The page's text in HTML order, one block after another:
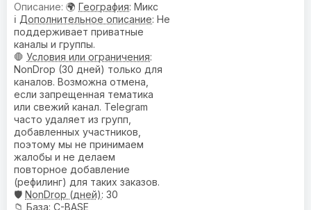
🌍 География: Микс
ℹ️ Дополнительное описание: Не
поддерживает приватные
каналы и группы.
🛑 Условия или ограничения:
NonDrop (30 дней) только для
каналов. Возможна отмена,
если запрещенная тематика
или свежий канал. Telegram
часто удаляет из групп,
добавленных участников,
поэтому мы не принимаем
жалобы и не делаем
повторное добавление
(рефилинг) для таких заказов.
🛡️ NonDrop (дней): 30
📁 База: C-BASE